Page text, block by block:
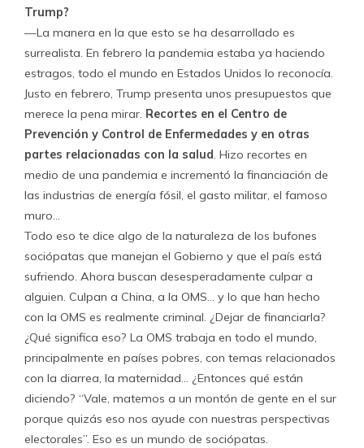
Trump?
—La manera en la que esto se ha desarrollado es
surrealista. En febrero la pandemia estaba ya haciendo
estragos, todo el mundo en Estados Unidos lo reconocía.
Justo en febrero, Trump presenta unos presupuestos que
merece la pena mirar. Recortes en el Centro de
Prevención y Control de Enfermedades y en otras
partes relacionadas con la salud. Hizo recortes en
medio de una pandemia e incrementó la financiación de
las industrias de energía fósil, el gasto militar, el famoso
muro…
Todo eso te dice algo de la naturaleza de los bufones
sociópatas que manejan el Gobierno y que el país está
sufriendo. Ahora buscan desesperadamente culpar a
alguien. Culpan a China, a la OMS… y lo que han hecho
con la OMS es realmente criminal. ¿Dejar de financiarla?
¿Qué significa eso? La OMS trabaja en todo el mundo,
principalmente en países pobres, con temas relacionados
con la diarrea, la maternidad… ¿Entonces qué están
diciendo? “Vale, matemos a un montón de gente en el sur
porque quizás eso nos ayude con nuestras perspectivas
electorales”. Eso es un mundo de sociópatas.